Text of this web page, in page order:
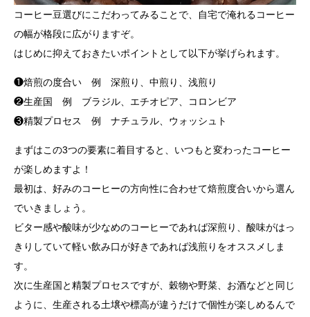
コーヒー豆選びにこだわってみることで、自宅で淹れるコーヒー
の幅が格段に広がりますぞ。
はじめに抑えておきたいポイントとして以下が挙げられます。
❶焙煎の度合い 例 深煎り、中煎り、浅煎り
❷生産国 例 ブラジル、エチオピア、コロンビア
❸精製プロセス 例 ナチュラル、ウォッシュト
まずはこの3つの要素に着目すると、いつもと変わったコーヒー
が楽しめますよ！
最初は、好みのコーヒーの方向性に合わせて焙煎度合いから選ん
でいきましょう。
ビター感や酸味が少なめのコーヒーであれば深煎り、酸味がはっ
きりしていて軽い飲み口が好きであれば浅煎りをオススメしま
す。
次に生産国と精製プロセスですが、穀物や野菜、お酒などと同じ
ように、生産される土壌や標高が違うだけで個性が楽しめるんで